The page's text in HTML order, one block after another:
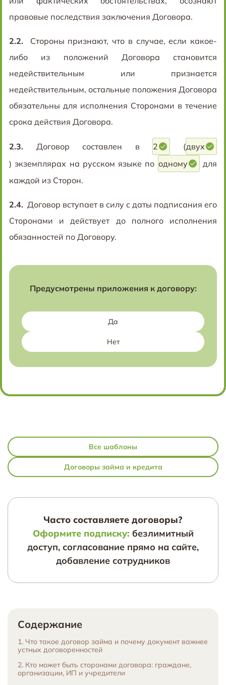
правовые последствия заключения Договора.
2.2. Стороны признают, что в случае, если какое-
либо из положений Договора становится
недействительным или признается
недействительным, остальные положения Договора
обязательны для исполнения Сторонами в течение
срока действия Договора.
2.3. Договор составлен в 2 (двух
) экземплярах на русском языке по одному
для
каждой из Сторон.
2.4. Договор вступает в силу с даты подписания его
Сторонами и действует до полного исполнения
обязанностей по Договору.
Предусмотрены приложения к договору:
Да
Нет
Все шаблоны
Договоры займа и кредита
Часто составляете договоры?
Оформите подписку: безлимитный
доступ, согласование прямо на сайте,
добавление сотрудников
Содержание
1. Что такое договор займа и почему документ важнее
устных договоренностей
2. Кто может быть сторонами договора: граждане,
организации, ИП и учредители